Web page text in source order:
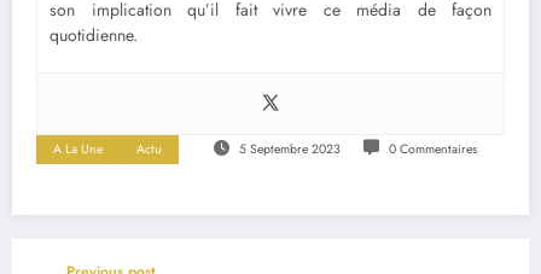
son implication qu’il fait vivre ce média de façon
quotidienne.
A La Une Actu 5 Septembre 2023 0 Commentaires